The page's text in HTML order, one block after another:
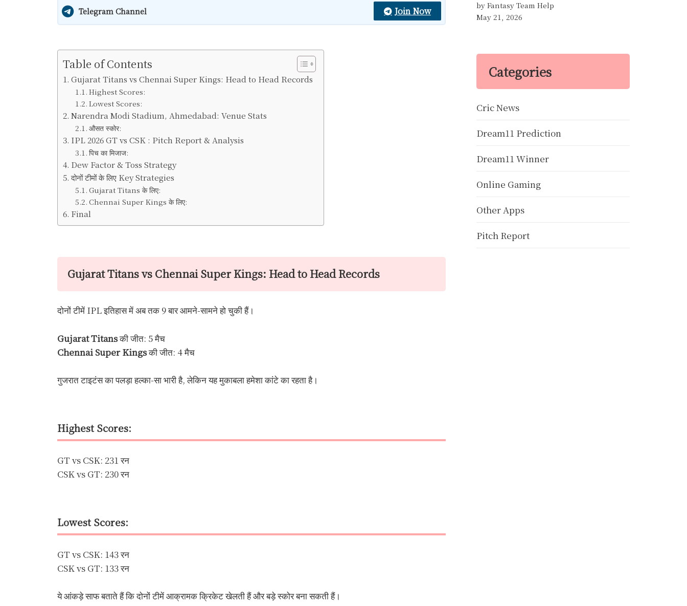
Telegram Channel Join Now
Table of Contents
Gujarat Titans vs Chennai Super Kings: Head to Head Records
Highest Scores:
Lowest Scores:
Narendra Modi Stadium, Ahmedabad: Venue Stats
औसत स्कोर:
IPL 2026 GT vs CSK : Pitch Report & Analysis
पिच का मिजाज:
Dew Factor & Toss Strategy
दोनों टीमों के लिए Key Strategies
Gujarat Titans के लिए:
Chennai Super Kings के लिए:
Final
Gujarat Titans vs Chennai Super Kings: Head to Head Records
दोनों टीमें IPL इतिहास में अब तक 9 बार आमने-सामने हो चुकी हैं।
Gujarat Titansकी जीत: 5 मैच
Chennai Super Kingsकी जीत: 4 मैच
गुजरात टाइटंस का पलड़ा हल्का-सा भारी है, लेकिन यह मुकाबला हमेशा कांटे का रहता है।
Highest Scores:
GT vs CSK: 231 रन
CSK vs GT: 230 रन
Lowest Scores:
GT vs CSK: 143 रन
CSK vs GT: 133 रन
ये आंकड़े साफ बताते हैं कि दोनों टीमें आक्रामक क्रिकेट खेलती हैं और बड़े स्कोर बना सकती हैं।
by Fantasy Team Help
May 21, 2026
Categories
Cric News
Dream11 Prediction
Dream11 Winner
Online Gaming
Other Apps
Pitch Report